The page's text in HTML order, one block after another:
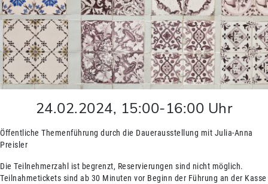
24.02.2024, 15:00-16:00 Uhr
Öffentliche Themenführung durch die Dauerausstellung mit Julia-Anna
Preisler
Die Teilnehmerzahl ist begrenzt, Reservierungen sind nicht möglich.
Teilnahmetickets sind ab 30 Minuten vor Beginn der Führung an der Kasse